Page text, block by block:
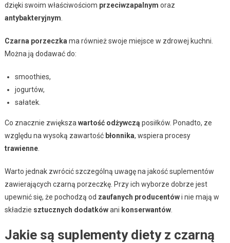
dzięki swoim właściwościom przeciwzapalnym oraz
antybakteryjnym
Czarna porzeczka ma również swoje miejsce w zdrowej kuchni.
Można ją dodawać do:
smoothies,
jogurtów,
sałatek.
Co znacznie zwiększa wartość odżywczą posiłków. Ponadto, ze
względu na wysoką zawartość błonnika, wspiera procesy
trawienne.
Warto jednak zwrócić szczególną uwagę na jakość suplementów
zawierających czarną porzeczkę. Przy ich wyborze dobrze jest
upewnić się, że pochodzą od zaufanych producentówi nie mają w
składzie sztucznych dodatkówani konserwantów.
Jakie są suplementy diety z czarną